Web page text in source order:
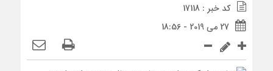
کد خبر : 17118
27 می 2019 - 18:56